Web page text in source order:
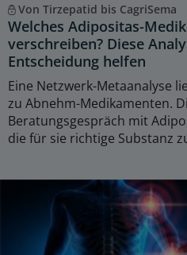
Von Tirzepatid bis CagriSema
Welches Adipositas-
verschreiben? Diese
Entscheidung helfen
Eine Netzwerk-Metaanalyse
zu Abnehm-Medikamenten.
Beratungsgespräch mit
die für sie richtige Substanz